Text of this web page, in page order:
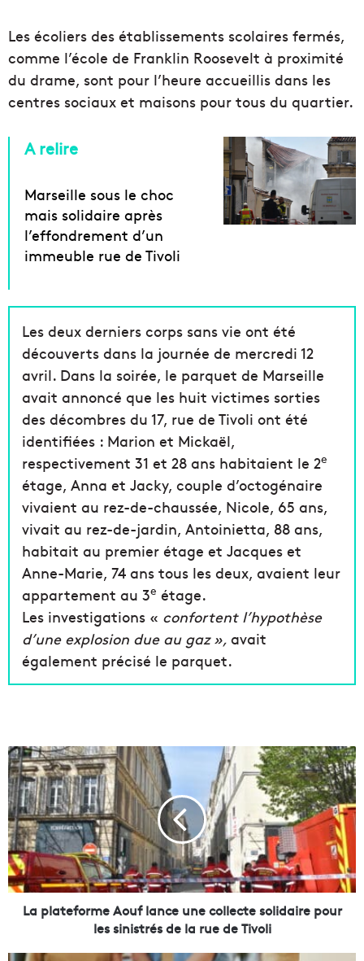
Les écoliers des établissements scolaires fermés,
comme l’école de Franklin Roosevelt à proximité
du drame, sont pour l’heure accueillis dans les
centres sociaux et maisons pour tous du quartier.
A relire
Marseille sous le choc
mais solidaire après
l’effondrement d’un
immeuble rue de Tivoli
Les deux derniers corps sans vie ont été
découverts dans la journée de mercredi 12
avril. Dans la soirée, le parquet de Marseille
avait annoncé que les huit victimes sorties
des décombres du 17, rue de Tivoli ont été
identifiées : Marion et Mickaël,
respectivement 31 et 28 ans habitaient le 2e
étage, Anna et Jacky, couple d’octogénaire
vivaient au rez-de-chaussée, Nicole, 65 ans,
vivait au rez-de-jardin, Antoinietta, 88 ans,
habitait au premier étage et Jacques et
Anne-Marie, 74 ans tous les deux, avaient leur
appartement au 3e étage.
Les investigations « confortent l’hypothèse
d’une explosion due au gaz », avait
également précisé le parquet.
L
a
p
l
a
t
e
f
o
La plateforme Aouf lance une collecte solidaire pour
les sinistrés de la rue de Tivoli